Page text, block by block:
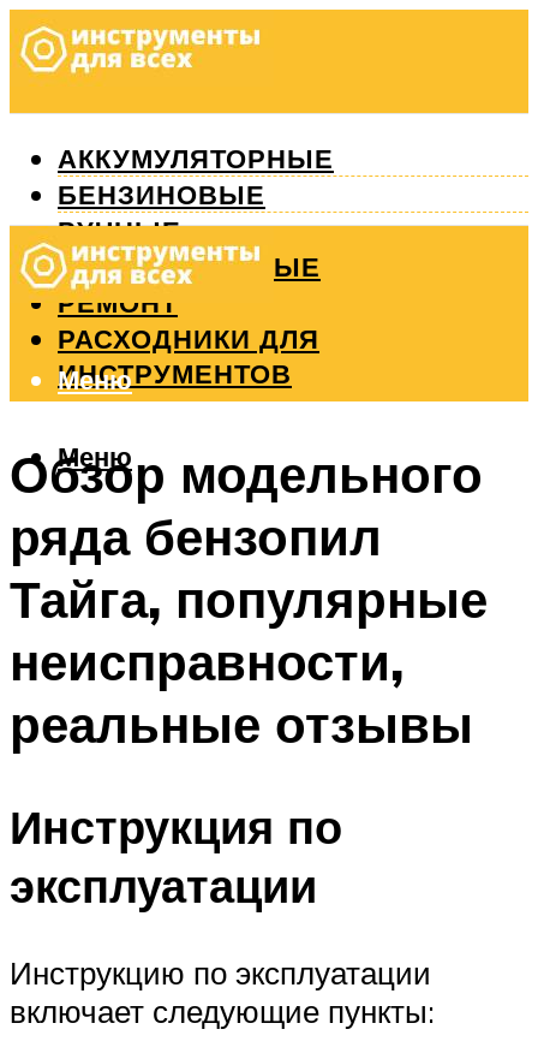
АККУМУЛЯТОРНЫЕ
БЕНЗИНОВЫЕ
РУЧНЫЕ
ИЗМЕРИТЕЛЬНЫЕ
РЕМОНТ
РАСХОДНИКИ ДЛЯ
ИНСТРУМЕНТОВ
Меню
Меню
Обзор модельного
ряда бензопил
Тайга, популярные
неисправности,
реальные отзывы
Инструкция по
эксплуатации
Инструкцию по эксплуатации
включает следующие пункты: